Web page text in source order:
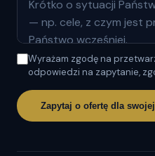
Wyrażam zgodę na
odpowiedzi na zapytanie,
Zapytaj o ofertę dla